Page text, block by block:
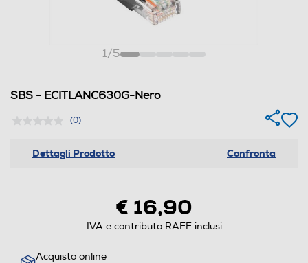
1/5
SBS - ECITLANC630G-Nero
(0)
Dettagli Prodotto Confronta
€ 16,90
IVA e contributo RAEE inclusi
Acquisto online